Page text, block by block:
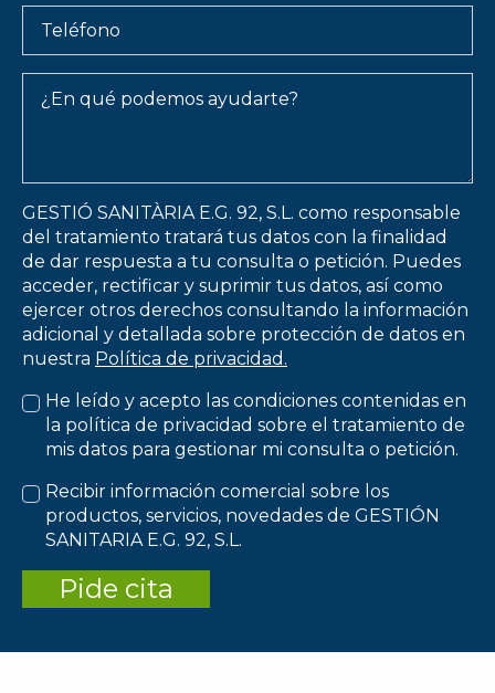
Teléfono
Message
GESTIÓ SANITÀRIA E.G. 92, S.L. como responsable
del tratamiento tratará tus datos con la finalidad
de dar respuesta a tu consulta o petición. Puedes
acceder, rectificar y suprimir tus datos, así como
ejercer otros derechos consultando la información
adicional y detallada sobre protección de datos en
nuestra Política de privacidad.
He leído y acepto las condiciones contenidas en
la política de privacidad sobre el tratamiento de
mis datos para gestionar mi consulta o petición.
Recibir información comercial sobre los
productos, servicios, novedades de GESTIÓN
SANITARIA E.G. 92, S.L.
Pide cita